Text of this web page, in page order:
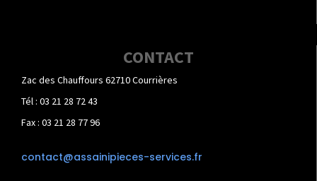
CONTACT
Zac des Chauffours 62710 Courrières
Tél : 03 21 28 72 43
Fax : 03 21 28 77 96
contact@assainipieces-services.fr